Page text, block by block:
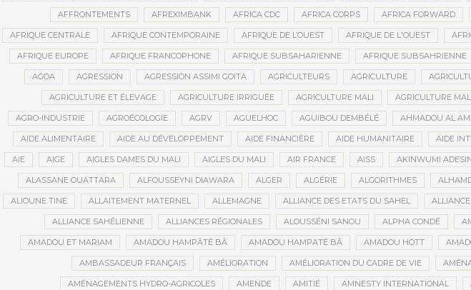
AFFRONTEMENTS AFREXIMBANK AFRICA CDC AFRICA CORPS AFRICA FORWARD
AFRIQUE CENTRALE AFRIQUE CONTEMPORAINE AFRIQUE DE L’OUEST AFRIQUE DE L'OUEST
AFRIQUE EUROPE AFRIQUE FRANCOPHONE AFRIQUE SUBSAHARIENNE AFRIQUE SUBSAHRIENNE
AGOA AGRESSION AGRESSION ASSIMI GOITA AGRICULTEURS AGRICULTURE
AGRICULTURE ET ÉLEVAGE AGRICULTURE IRRIGUÉE AGRICULTURE MALI AGRICULTURE
AGRO-INDUSTRIE AGROÉCOLOGIE AGRV AGUELHOC AGUIBOU DEMBÉLÉ AHMADOU AL
AIDE ALIMENTAIRE AIDE AU DÉVELOPPEMENT AIDE FINANCIÈRE AIDE HUMANITAIRE AIDE
AIE AIGE AIGLES DAMES DU MALI AIGLES DU MALI AIR FRANCE AISS AKINWUMI
ALASSANE OUATTARA ALFOUSSEYNI DIAWARA ALGER ALGÉRIE ALGORITHMES
ALIOUNE TINE ALLAITEMENT MATERNEL ALLEMAGNE ALLIANCE DES ETATS DU SAHEL
ALLIANCE SAHÉLIENNE ALLIANCES RÉGIONALES ALOUSSÉNI SANOU ALPHA CONDÉ
AMADOU ET MARIAM AMADOU HAMPÂTÉ BÂ AMADOU HAMPATÉ BÂ AMADOU HOTT
AMBASSADEUR FRANÇAIS AMÉLIORATION AMÉLIORATION DU CADRE DE VIE
AMÉNAGEMENTS HYDRO-AGRICOLES AMENDE AMITIÉ AMNESTY INTERNATIONAL